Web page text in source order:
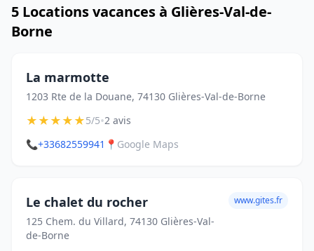
5 Locations vacances à Glières-Val-de-
Borne
La marmotte
1203 Rte de la Douane, 74130 Glières-Val-de-Borne
★★★★★5/5•2 avis
📞+33682559941 📍 Google Maps
Le chalet du rocher
125 Chem. du Villard, 74130 Glières-Val-
de-Borne
www.gites.fr